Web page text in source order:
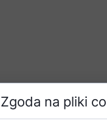
Zgoda na pliki